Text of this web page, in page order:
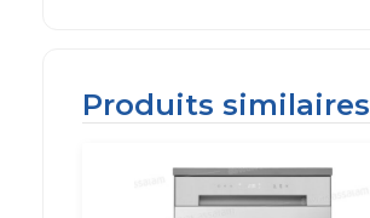
Produits similaires